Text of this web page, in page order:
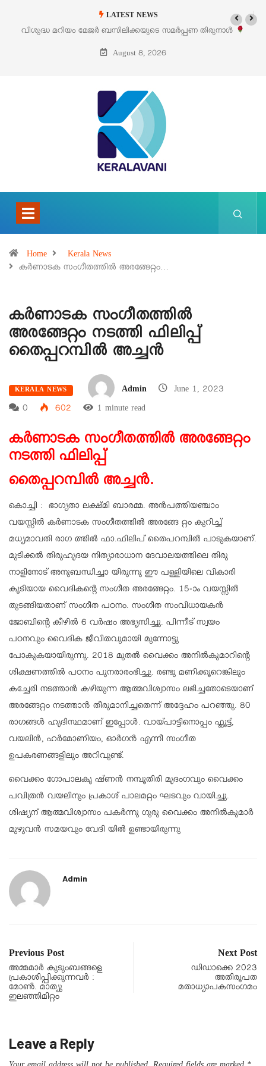
LATEST NEWS
വിശുദ്ധ മറിയം മേജർ ബസിലിക്കയുടെ സമർപ്പണ തിരുനാൾ
ഓഗസ്റ്റ് 5 –
August 8, 2026
Home
Kerala News
കർണാടക സംഗീതത്തിൽ അരങ്ങേറ്റം…
കർണാടക സംഗീതത്തിൽ
അരങ്ങേറ്റം നടത്തി ഫിലിപ്പ്
തൈപ്പറമ്പിൽ അച്ചൻ
KERALA NEWS Admin
June 1, 2023
0
602 1 minute read
കർണാടക സംഗീതത്തിൽ അരങ്ങേറ്റം
നടത്തി ഫിലിപ്പ്
തൈപ്പറമ്പിൽ അച്ചൻ.
കൊച്ചി : ഭാഗ്യതാ ലക്ഷ്മി ബാരമ്മ. അൻപത്തിയഞ്ചാം
വയസ്സിൽ കർണാടക സംഗീതത്തിൽ അരങ്ങേ റ്റം കുറിച്ച്
മധ്യമാവതി രാഗ ത്തിൽ ഫാ.ഫിലിപ് തൈപറമ്പിൽ പാടുകയാണ്.
മുടിക്കൽ തിരുഹൃദയ നിത്യാരാധാന ദേവാലയത്തിലെ തിരു
നാളിനോട് അനുബന്ധിച്ചാ യിരുന്നു ഈ പള്ളിയിലെ വികാരി
കൂടിയായ വൈദികന്റെ സംഗീത അരങ്ങേറ്റം. 15-ാം വയസ്സിൽ
തുടങ്ങിയതാണ് സംഗീത പഠനം. സംഗീത സംവിധായകൻ
ജോബിന്റെ കീഴിൽ 6 വർഷം അഭ്യസിച്ചു. പിന്നീട് സ്വയം
പഠനവും വൈദിക ജീവിതവുമായി മുന്നോട്ടു
പോകുകയായിരുന്നു. 2018 മുതൽ വൈക്കം അനിൽകുമാറിന്റെ
ശിക്ഷണത്തിൽ പഠനം പുനരാരംഭിച്ചു. രണ്ടു മണിക്കൂറെങ്കിലും
കച്ചേരി നടത്താൻ കഴിയുന്ന ആത്മവിശ്വാസം ലഭിച്ചതോടെയാണ്
അരങ്ങേറ്റം നടത്താൻ തീരുമാനിച്ചതെന്ന് അദ്ദേഹം പറഞ്ഞു. 80
രാഗങ്ങൾ ഹൃദിസ്ഥമാണ് ഇപ്പോൾ. വായ്പാട്ടിനൊപ്പം ഫ്ലൂട്ട്,
വയലിൻ, ഹർമോണിയം, ഓർഗൻ എന്നീ സംഗീത
ഉപകരണങ്ങളിലും അറിവുണ്ട്.
വൈക്കം ഗോപാലകൃ ഷ്ണൻ നമ്പൂതിരി മൃദംഗവും വൈക്കം
പവിത്രൻ വയലിനും പ്രകാശ് പാലമറ്റം ഘടവും വായിച്ചു.
ശിഷ്യന് ആത്മവിശ്വാസം പകർന്നു ഗുരു വൈക്കം അനിൽകുമാർ
മുഴുവൻ സമയവും വേദി യിൽ ഉണ്ടായിരുന്നു
Admin
Previous Post
അമ്മമാർ കുടുംബങ്ങളെ
പ്രകാശിപ്പിക്കുന്നവർ :
മോൺ. മാത്യു
ഇലഞ്ഞിമിറ്റം
Next Post
ഡിഡാക്കെ 2023
അതിരൂപത
മതാധ്യാപകസംഗമം
Leave a Reply